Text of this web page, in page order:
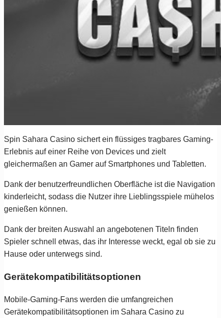
Spin Sahara Casino sichert ein flüssiges tragbares Gaming-
Erlebnis auf einer Reihe von Devices und zielt
gleichermaßen an Gamer auf Smartphones und Tabletten.
Dank der benutzerfreundlichen Oberfläche ist die Navigation
kinderleicht, sodass die Nutzer ihre Lieblingsspiele mühelos
genießen können.
Dank der breiten Auswahl an angebotenen Titeln finden
Spieler schnell etwas, das ihr Interesse weckt, egal ob sie zu
Hause oder unterwegs sind.
Gerätekompatibilitätsoptionen
Mobile-Gaming-Fans werden die umfangreichen
Gerätekompatibilitätsoptionen im Sahara Casino zu